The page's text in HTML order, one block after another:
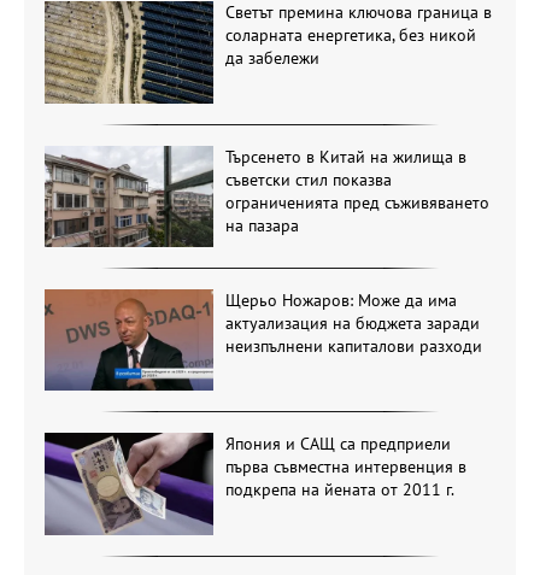
Светът премина ключова граница в
соларната енергетика, без никой
да забележи
Търсенето в Китай на жилища в
съветски стил показва
ограниченията пред съживяването
на пазара
Щерьо Ножаров: Може да има
актуализация на бюджета заради
неизпълнени капиталови разходи
Япония и САЩ са предприели
първа съвместна интервенция в
подкрепа на йената от 2011 г.